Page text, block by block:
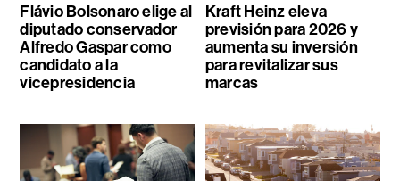
Flávio Bolsonaro elige al
diputado conservador
Alfredo Gaspar como
candidato a la
vicepresidencia
Kraft Heinz eleva
previsión para 2026 y
aumenta su inversión
para revitalizar sus
marcas